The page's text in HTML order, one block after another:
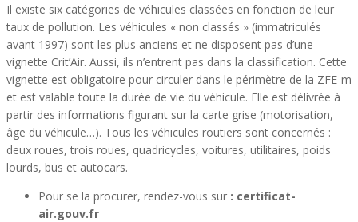
Il existe six catégories de véhicules classées en fonction de leur
taux de pollution. Les véhicules « non classés » (immatriculés
avant 1997) sont les plus anciens et ne disposent pas d’une
vignette Crit’Air. Aussi, ils n’entrent pas dans la classification. Cette
vignette est obligatoire pour circuler dans le périmètre de la ZFE-m
et est valable toute la durée de vie du véhicule. Elle est délivrée à
partir des informations figurant sur la carte grise (motorisation,
âge du véhicule…). Tous les véhicules routiers sont concernés :
deux roues, trois roues, quadricycles, voitures, utilitaires, poids
lourds, bus et autocars.
Pour se la procurer, rendez-vous sur : certificat-
air.gouv.fr